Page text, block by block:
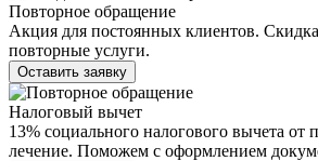
Повторное обращение
Акция для постоянных клиентов.
повторные услуги.
Оставить заявку
Налоговый вычет
13% социального налогового вычета от
лечение. Поможем с оформлением